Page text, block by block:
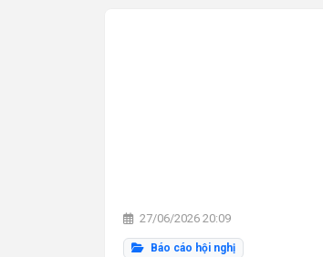
27/06/2026 20:09
Báo cáo hội nghị